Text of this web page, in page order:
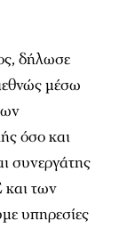
δήλωσε
μέσω
όσο και
συνεργάτης
και των
υπηρεσίες